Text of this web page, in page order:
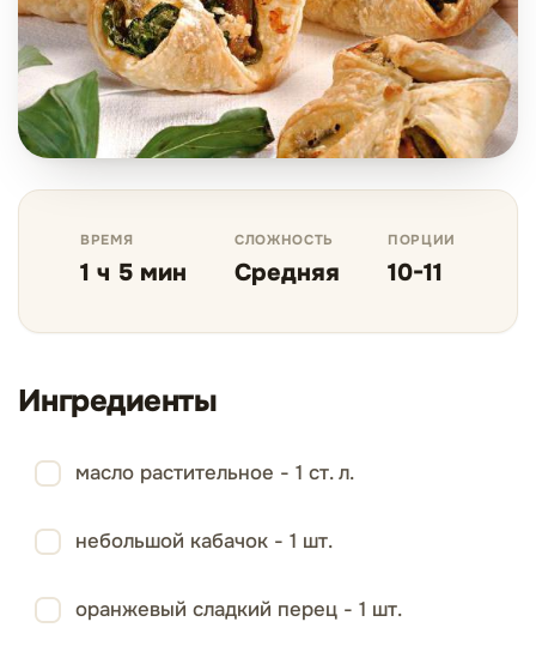
ВРЕМЯ
1 ч 5 мин
СЛОЖНОСТЬ
Средняя
ПОРЦИИ
10-11
Ингредиенты
масло растительное - 1 ст. л.
небольшой кабачок - 1 шт.
оранжевый сладкий перец - 1 шт.